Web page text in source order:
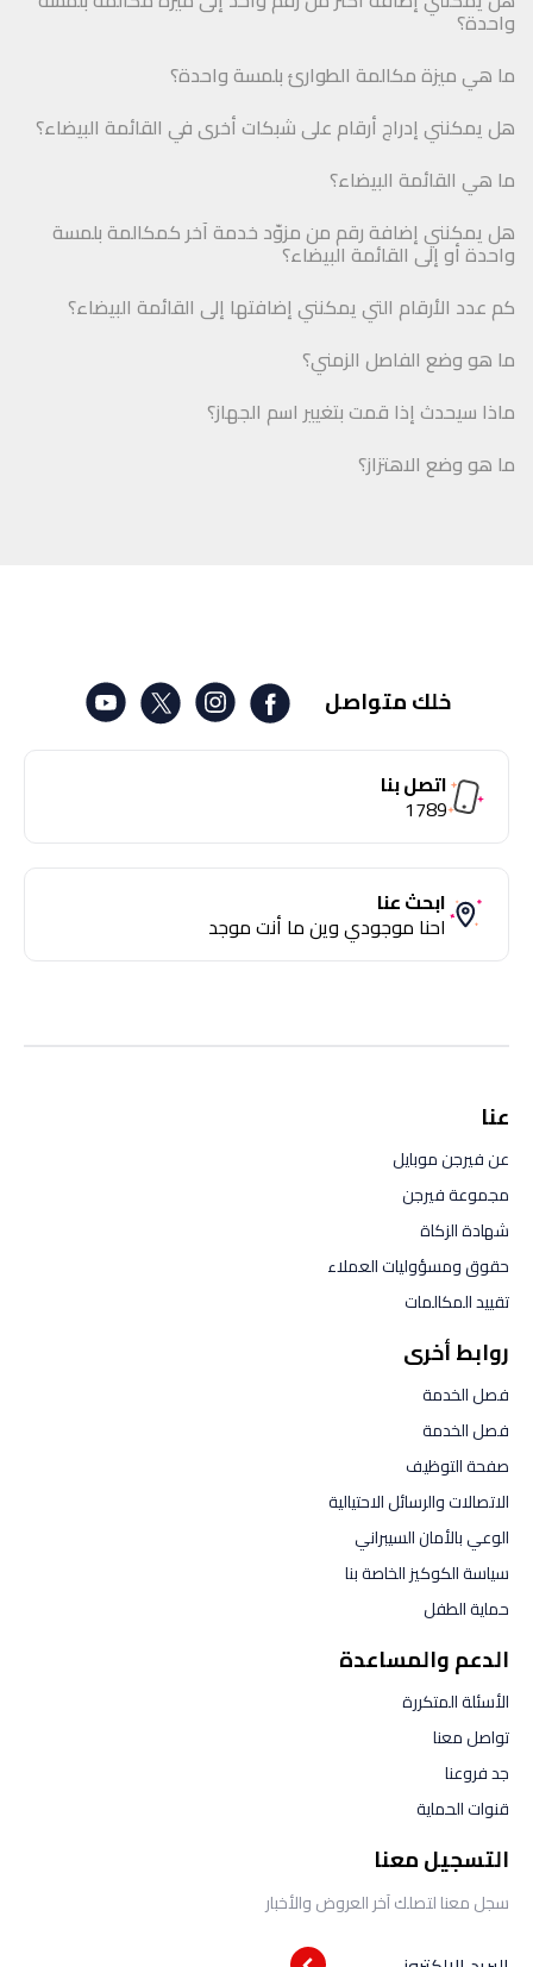
واحدة؟
ما هي ميزة مكالمة الطوارئ بلمسة واحدة؟
هل يمكنني إدراج أرقام على شبكات أخرى في القائمة البيضاء؟
ما هي القائمة البيضاء؟
هل يمكنني إضافة رقم من مزوّد خدمة آخر كمكالمة بلمسة
واحدة أو إلى القائمة البيضاء؟
كم عدد الأرقام التي يمكنني إضافتها إلى القائمة البيضاء؟
ما هو وضع الفاصل الزمني؟
ماذا سيحدث إذا قمت بتغيير اسم الجهاز؟
ما هو وضع الاهتزاز؟
خلك متواصل
اتصل بنا
1789
ابحث عنا
احنا موجودي وين ما أنت موجد
عنا
عن فيرجن موبايل
مجموعة فيرجن
شهادة الزكاة
حقوق ومسؤوليات العملاء
تقييد المكالمات
روابط أخرى
فصل الخدمة
فصل الخدمة
صفحة التوظيف
الاتصالات والرسائل الاحتيالية
الوعي بالأمان السيبراني
سياسة الكوكيز الخاصة بنا
حماية الطفل
الدعم والمساعدة
الأسئلة المتكررة
تواصل معنا
جد فروعنا
قنوات الحماية
التسجيل معنا
سجل معنا لتصلك آخر العروض والأخبار